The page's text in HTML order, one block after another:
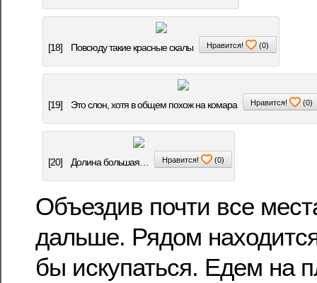
[18] Повсюду такие красные скалы Нравится! (0)
[19] Это слон, хотя в общем похож на комара Нравится! (0)
[20] Долина большая… Нравится! (0)
Объездив почти все
дальше. Рядом
бы искупаться. Едем на